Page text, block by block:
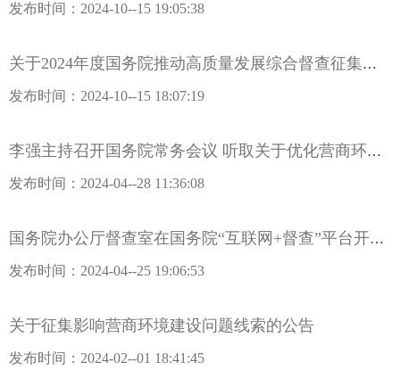
发布时间：2024-10--15 19:05:38
关于2024年度国务院推动高质量发展综合督查征集问题线索的公告
发布时间：2024-10--15 18:07:19
李强主持召开国务院常务会议 听取关于优化营商环境专项督查调研情况的汇报等
发布时间：2024-04--28 11:36:08
国务院办公厅督查室在国务院“互联网+督查”平台开辟“督查回声”专栏
发布时间：2024-04--25 19:06:53
关于征集影响营商环境建设问题线索的公告
发布时间：2024-02--01 18:41:45